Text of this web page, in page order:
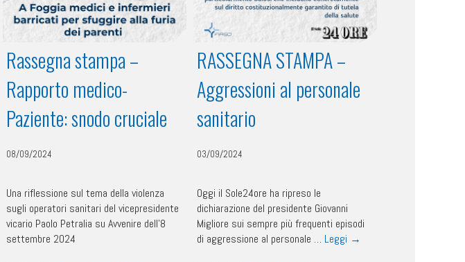
Rassegna stampa –
Rapporto medico-
Paziente: snodo cruciale
08/09/2024
Una riflessione sul tema della violenza
sugli operatori sanitari del vicepresidente
vicario Paolo Petralia su Avvenire dell’8
settembre 2024
RASSEGNA STAMPA –
Aggressioni al personale
sanitario
03/09/2024
Oggi il Sole24ore ha ripreso le
dichiarazione del presidente Giovanni
Migliore sui sempre più frequenti episodi
di aggressione al personale … Leggi →